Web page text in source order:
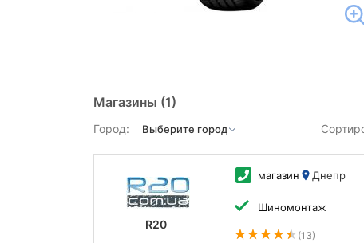
Магазины (1)
Город:
R20
магазин Днепр
Шиномонтаж
(13)